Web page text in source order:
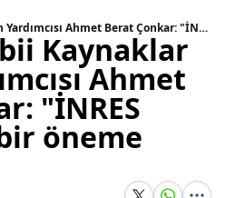
Enerji ve Tabii Kaynaklar Bakan Yardımcısı Ahmet Berat Çonkar: "İNRES 2026 tarihi bir öneme sahip"
Kaynaklar
Ahmet
"İNRES
öneme